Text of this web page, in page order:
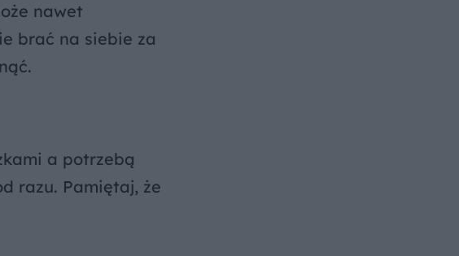
nawet
brać na siebie za
a potrzebą
razu. Pamiętaj, że